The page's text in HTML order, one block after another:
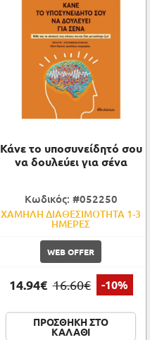
Κάνε το υποσυνείδητό σου
να δουλεύει για σένα
Κωδικός: #052250
ΧΑΜΗΛΗ ΔΙΑΘΕΣΙΜΟΤΗΤΑ 1-3
ΗΜΕΡΕΣ
WEB OFFER
14.94€ 16.60€ -10%
ΠΡΟΣΘΗΚΗ ΣΤΟ
ΚΑΛΑΘΙ